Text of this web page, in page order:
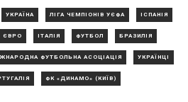
УКРАЇНА ЛІГА ЧЕМПІОНІВ УЄФА ІСПАНІЯ
ЄВРО ІТАЛІЯ ФУТБОЛ БРАЗИЛІЯ
ФУТБОЛЬНА АСОЦІАЦІЯ УКРАЇНЦІ
ФК «ДИНАМО» (КИЇВ)